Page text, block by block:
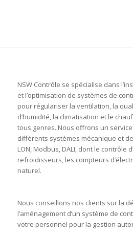
NSW Contrôle se spécialise dans
et l’optimisation de systèmes de
pour régulariser la ventilation, la
d’humidité, la climatisation et le
tous genres. Nous offrons un
différents systèmes mécanique et
LON, Modbus, DALI, dont le contrôle
refroidisseurs, les compteurs
naturel.
Nous conseillons nos clients sur la
l’aménagement d’un système de
votre personnel pour la gestion